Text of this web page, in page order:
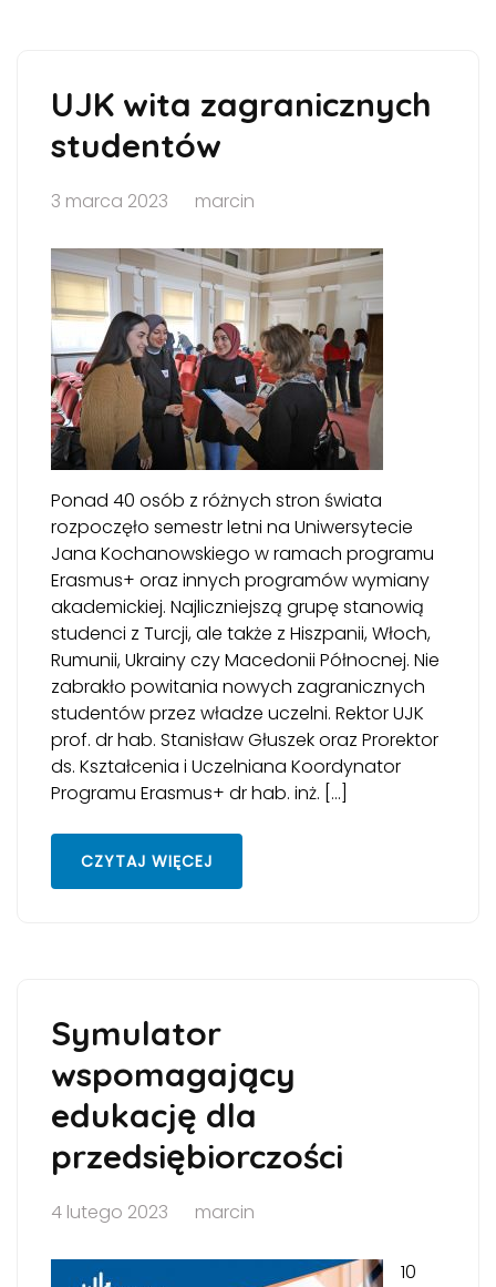
UJK wita zagranicznych
studentów
3 marca 2023 marcin
Ponad 40 osób z różnych stron świata
rozpoczęło semestr letni na Uniwersytecie
Jana Kochanowskiego w ramach programu
Erasmus+ oraz innych programów wymiany
akademickiej. Najliczniejszą grupę stanowią
studenci z Turcji, ale także z Hiszpanii, Włoch,
Rumunii, Ukrainy czy Macedonii Północnej. Nie
zabrakło powitania nowych zagranicznych
studentów przez władze uczelni. Rektor UJK
prof. dr hab. Stanisław Głuszek oraz Prorektor
ds. Kształcenia i Uczelniana Koordynator
Programu Erasmus+ dr hab. inż. […]
CZYTAJ WIĘCEJ
Symulator
wspomagający
edukację dla
przedsiębiorczości
4 lutego 2023 marcin
10